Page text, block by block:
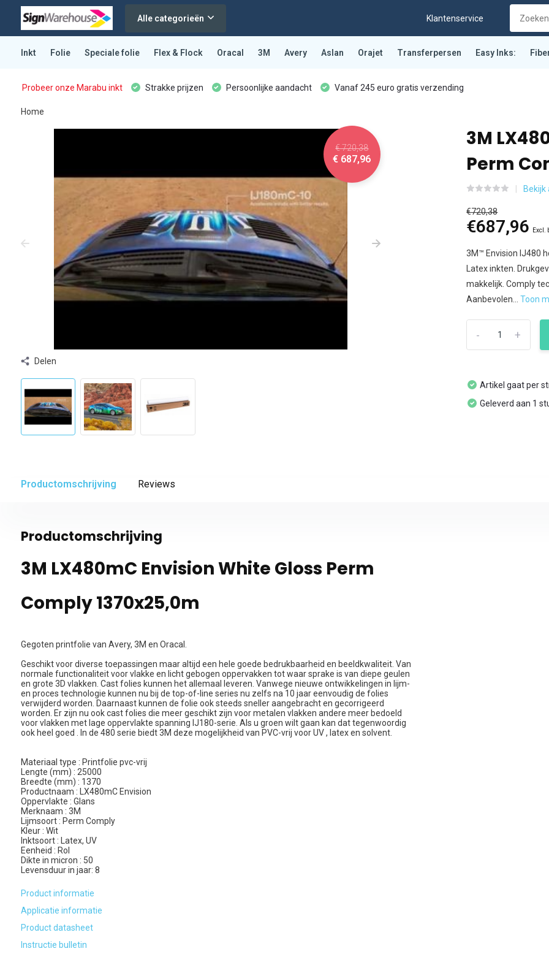
Alle categorieën Klantenservice
Inkt Folie Speciale folie Flex & Flock Oracal 3M Avery Aslan Orajet Transferpersen Easy Inks:
Probeer onze Marabu inkt Strakke prijzen Persoonlijke aandacht Vanaf 245 euro gratis verzending
Home
€ 720,38
€ 687,96
Delen
3M
Perm
Bekijk
€720,38
€687,96 Excl.
3M™ Envision IJ480
Latex inkten.
makkelijk. Comply
Aanbevolen...Toon
+
-
Artikel gaat per
Geleverd aan 1
Productomschrijving Reviews
Productomschrijving
3M LX480mC Envision White Gloss Perm
Comply 1370x25,0m
Gegoten printfolie van Avery, 3M en Oracal.
Geschikt voor diverse toepassingen maar altijd een hele goede bedrukbaarheid en beeldkwaliteit. Van
normale functionaliteit voor vlakke en licht gebogen oppervakken tot waar sprake is van diepe geulen
en grote 3D vlakken. Cast folies kunnen het allemaal leveren. Vanwege nieuwe ontwikkelingen in lijm-
en proces technologie kunnen nu bij de top-of-line series nu zelfs na 10 jaar eenvoudig de folies
verwijderd worden. Daarnaast kunnen de folie ook steeds sneller aangebracht en gecorrigeerd
worden. Er zijn nu ook cast folies die meer geschikt zijn voor metalen vlakken andere meer bedoeld
voor vlakken met lage oppervlakte spanning IJ180-serie. Als u groen wilt gaan kan dat tegenwoordig
ook heel goed . In de 480 serie biedt 3M deze mogelijkheid van PVC-vrij voor UV , latex en solvent.
Materiaal type : Printfolie pvc-vrij
Lengte (mm) : 25000
Breedte (mm) : 1370
Productnaam : LX480mC Envision
Oppervlakte : Glans
Merknaam : 3M
Lijmsoort : Perm Comply
Kleur : Wit
Inktsoort : Latex, UV
Eenheid : Rol
Dikte in micron : 50
Levensduur in jaar: 8
Product informatie
Applicatie informatie
Product datasheet
Instructie bulletin